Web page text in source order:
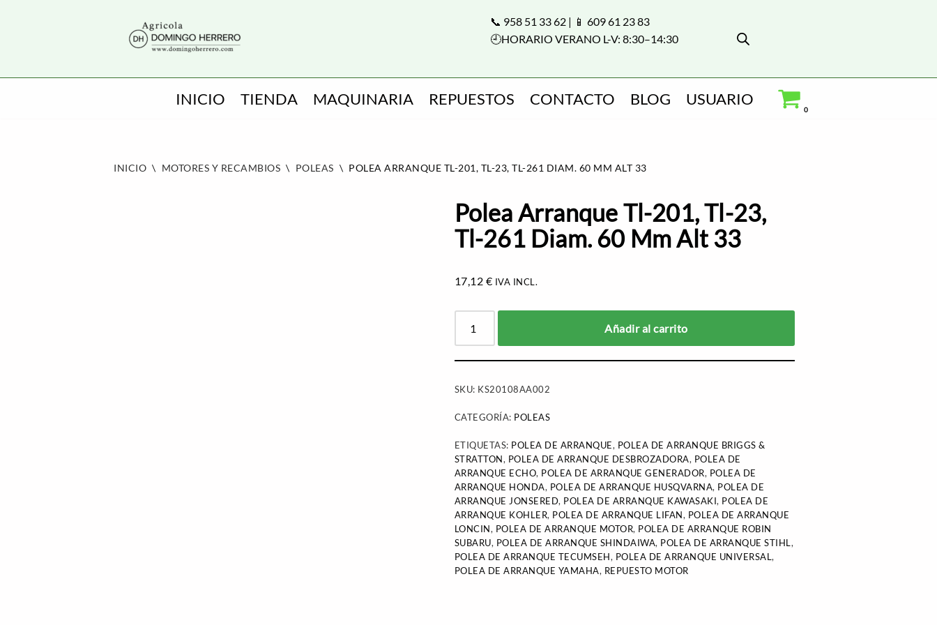
📞 958 51 33 62 | 📱 609 61 23 83
🕘HORARIO VERANO L-V: 8:30–14:30
INICIO TIENDA MAQUINARIA REPUESTOS CONTACTO BLOG USUARIO
0
INICIO \ MOTORES Y RECAMBIOS \ POLEAS \ POLEA ARRANQUE TL-201, TL-23, TL-261 DIAM. 60 MM ALT 33
Polea Arranque Tl-201, Tl-23,
Tl-261 Diam. 60 Mm Alt 33
17,12 € IVA INCL.
Añadir al carrito
SKU: KS20108AA002
CATEGORÍA: POLEAS
ETIQUETAS: POLEA DE ARRANQUE, POLEA DE ARRANQUE BRIGGS &
STRATTON, POLEA DE ARRANQUE DESBROZADORA, POLEA DE
ARRANQUE ECHO, POLEA DE ARRANQUE GENERADOR, POLEA DE
ARRANQUE HONDA, POLEA DE ARRANQUE HUSQVARNA, POLEA DE
ARRANQUE JONSERED, POLEA DE ARRANQUE KAWASAKI, POLEA DE
ARRANQUE KOHLER, POLEA DE ARRANQUE LIFAN, POLEA DE ARRANQUE
LONCIN, POLEA DE ARRANQUE MOTOR, POLEA DE ARRANQUE ROBIN
SUBARU, POLEA DE ARRANQUE SHINDAIWA, POLEA DE ARRANQUE STIHL,
POLEA DE ARRANQUE TECUMSEH, POLEA DE ARRANQUE UNIVERSAL,
POLEA DE ARRANQUE YAMAHA, REPUESTO MOTOR